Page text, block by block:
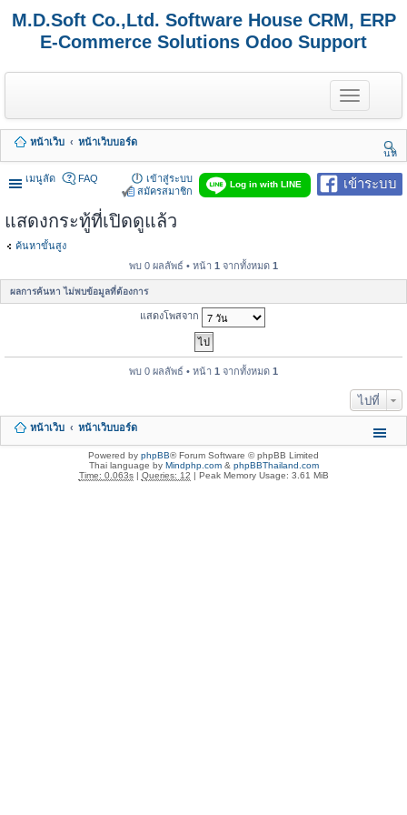
M.D.Soft Co.,Ltd. Software House CRM, ERP
E-Commerce Solutions Odoo Support
T
o
g
e
n
a
n
หน้าเว็บ
หน้าเว็บบอร์ด
นห
า
เมนูลัด
เข้าระบบ
Log in with LINE
FAQ
เข้าสู่ระบบ
สมัครสมาชิก
แสดงกระทู้ที่เปิดดูแล้ว
ค้นหาขั้นสูง
พบ 0 ผลลัพธ์ • หน้า 1 จากทั้งหมด 1
ผลการค้นหา ไม่พบข้อมูลที่ต้องการ
แสดงโพสจาก
พบ 0 ผลลัพธ์ • หน้า 1 จากทั้งหมด 1
ไปที่
หน้าเว็บ หน้าเว็บบอร์ด
Powered by phpBB® Forum Software © phpBB Limited
Thai language by Mindphp.com& phpBBThailand.com
Time: 0.063s| Queries: 12 | Peak Memory Usage: 3.61 MiB